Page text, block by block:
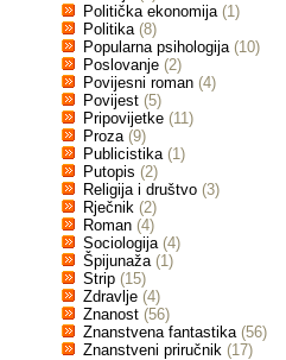
Politička ekonomija (1)
Politika (8)
Popularna psihologija (10)
Poslovanje (2)
Povijesni roman (4)
Povijest (5)
Pripovijetke (11)
Proza (9)
Publicistika (1)
Putopis (2)
Religija i društvo (3)
Rječnik (2)
Roman (4)
Sociologija (4)
Špijunaža (1)
Strip (15)
Zdravlje (4)
Znanost (56)
Znanstvena fantastika (56)
Znanstveni priručnik (17)